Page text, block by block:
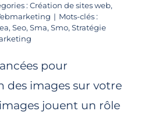
: Création de sites web,
| Mots-clés :
, Seo, Sma, Smo, Stratégie
pour
des images sur votre
jouent un rôle